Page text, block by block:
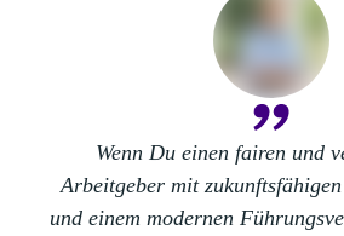
Wenn Du einen fairen und
Arbeitgebermit zukunftsfähigen
und einemmodernen